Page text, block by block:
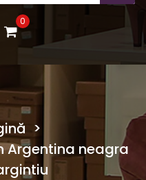
0
>
Argentina neagra